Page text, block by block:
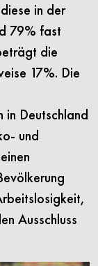
in der
79% fast
die
17%. Die
in Deutschland
und
Ausschluss